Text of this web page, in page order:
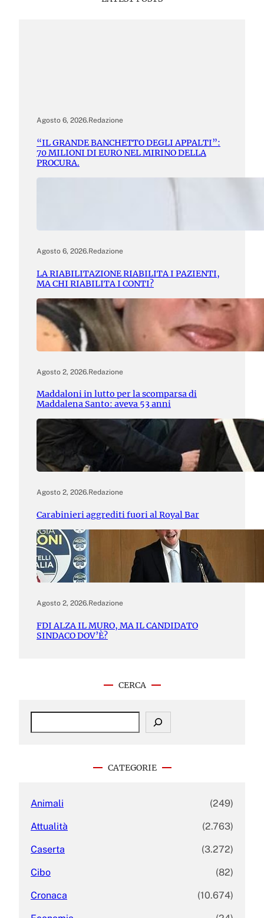
Agosto 6, 2026.Redazione
“IL GRANDE BANCHETTO DEGLI APPALTI”:
70 MILIONI DI EURO NEL MIRINO DELLA
PROCURA.
Agosto 6, 2026.Redazione
LA RIABILITAZIONE RIABILITA I PAZIENTI,
MA CHI RIABILITA I CONTI?
Agosto 2, 2026.Redazione
Maddaloni in lutto per la scomparsa di
Maddalena Santo: aveva 53 anni
Agosto 2, 2026.Redazione
Carabinieri aggrediti fuori al Royal Bar
Agosto 2, 2026.Redazione
FDI ALZA IL MURO, MA IL CANDIDATO
SINDACO DOV’È?
CERCA
S
CATEGORIE
Animali (249)
Attualità (2.763)
Caserta (3.272)
Cibo (82)
Cronaca (10.674)